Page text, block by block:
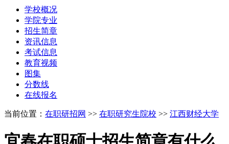
学校概况
学院专业
招生简章
资讯信息
考试信息
教育视频
图集
分数线
在线报名
当前位置： 在职研招网 >> 在职研究生院校 >> 江西财经大学